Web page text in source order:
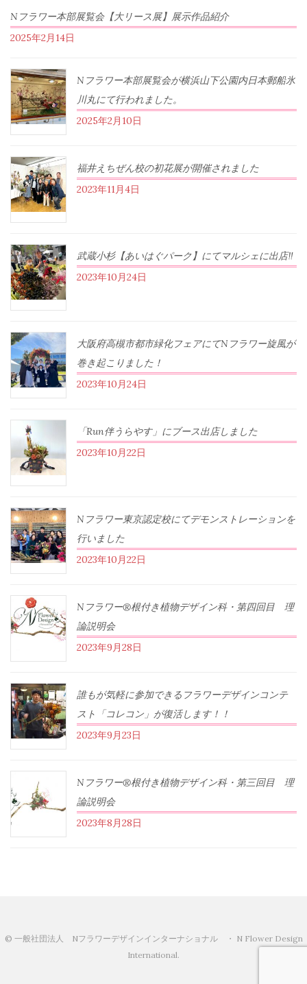
Nフラワー本部展覧会【大リース展】展示作品紹介
2025年2月14日
Nフラワー本部展覧会が横浜山下公園内日本郵船氷
川丸にて行われました。
2025年2月10日
福井えちぜん校の初花展が開催されました
2023年11月4日
武蔵小杉【あいはぐパーク】にてマルシェに出店‼︎
2023年10月24日
大阪府高槻市都市緑化フェアにてNフラワー旋風が
巻き起こりました！
2023年10月24日
「Run伴うらやす」にブース出店しました
2023年10月22日
Nフラワー東京認定校にてデモンストレーションを
行いました
2023年10月22日
Nフラワー®根付き植物デザイン科・第四回目 理
論説明会
2023年9月28日
誰もが気軽に参加できるフラワーデザインコンテ
スト「コレコン」が復活します！！
2023年9月23日
Nフラワー®根付き植物デザイン科・第三回目 理
論説明会
2023年8月28日
© 一般社団法人 Nフラワーデザインインターナショナル ・ N Flower Design
International.